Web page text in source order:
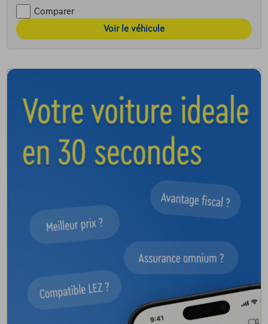
Comparer
Voir le véhicule